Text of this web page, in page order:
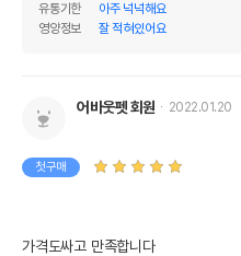
유통기한
아주 넉넉해요
영양정보
잘 적혀있어요
어바웃펫 회원 2022.01.20
첫구매
가격도싸고 만족합니다